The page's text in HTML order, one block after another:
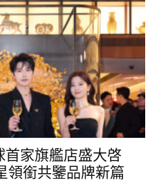
首家旗艦店盛大啓
領銜共鑒品牌新篇